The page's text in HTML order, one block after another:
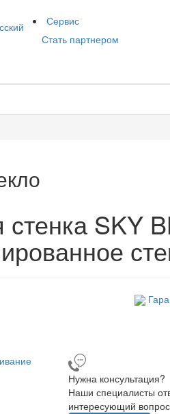
Сервис
Стать партнером
SKY
Нужна консультация?
Наши специалисты
интересующий вопрос